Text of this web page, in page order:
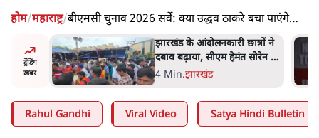
होम/महाराष्ट्र/बीएमसी चुनाव 2026 सर्वे: क्या उद्धव ठाकरे बचा पाएंगे
बाला साहेब की विरासत?
ट्रेंडिंग
ख़बर
अल
से हमला
झारखंड के आंदोलनकारी छात्रों ने
दबाव बढ़ाया, सीएम हेमंत सोरेन का
इस्तीफा मांगा, 10 को घेरेंगे
4 Min.झारखंड
Rahul Gandhi Viral Video Satya Hindi Bulletin